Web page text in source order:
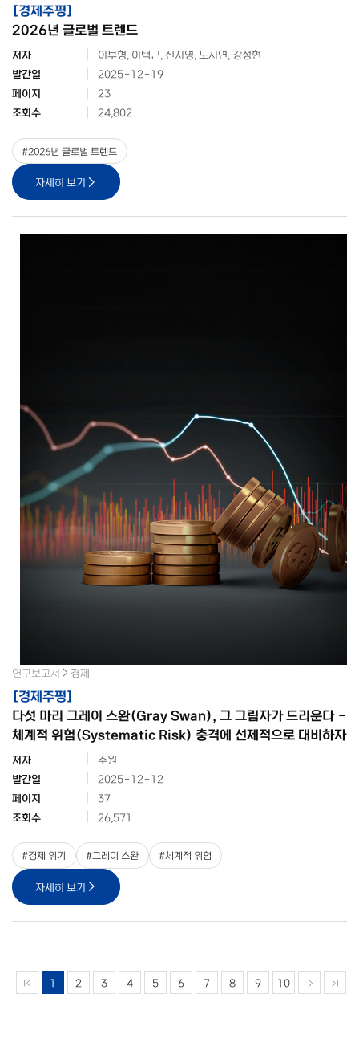
[경제주평]
2026년 글로벌 트렌드
저자
이부형, 이택근, 신지영, 노시연, 강성현
발간일
2025-12-19
페이지
23
조회수
24,802
#2026년 글로벌 트렌드
자세히 보기
연구보고서 경제
[경제주평]
다섯 마리 그레이 스완(Gray Swan), 그 그림자가 드리운다 -
체계적 위험(Systematic Risk) 충격에 선제적으로 대비하자
저자
주원
발간일
2025-12-12
페이지
37
조회수
26,571
#경제 위기 #그레이 스완 #체계적 위험
자세히 보기
1 2 3 4 5 6 7 8 9 10